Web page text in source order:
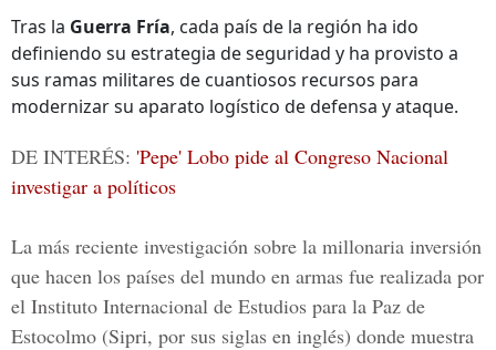
Tras la Guerra Fría, cada país de la región ha ido
definiendo su estrategia de seguridad y ha provisto a
sus ramas militares de cuantiosos recursos para
modernizar su aparato logístico de defensa y ataque.
DE INTERÉS: 'Pepe' Lobo pide al Congreso Nacional
investigar a políticos
La más reciente investigación sobre la millonaria inversión
que hacen los países del mundo en armas fue realizada por
el Instituto Internacional de Estudios para la Paz de
Estocolmo (Sipri, por sus siglas en inglés) donde muestra